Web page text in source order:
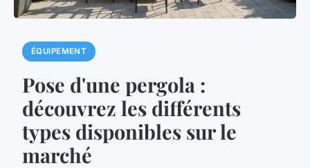
ÉQUIPEMENT
Pose d'une pergola :
découvrez les différents
types disponibles sur le
marché